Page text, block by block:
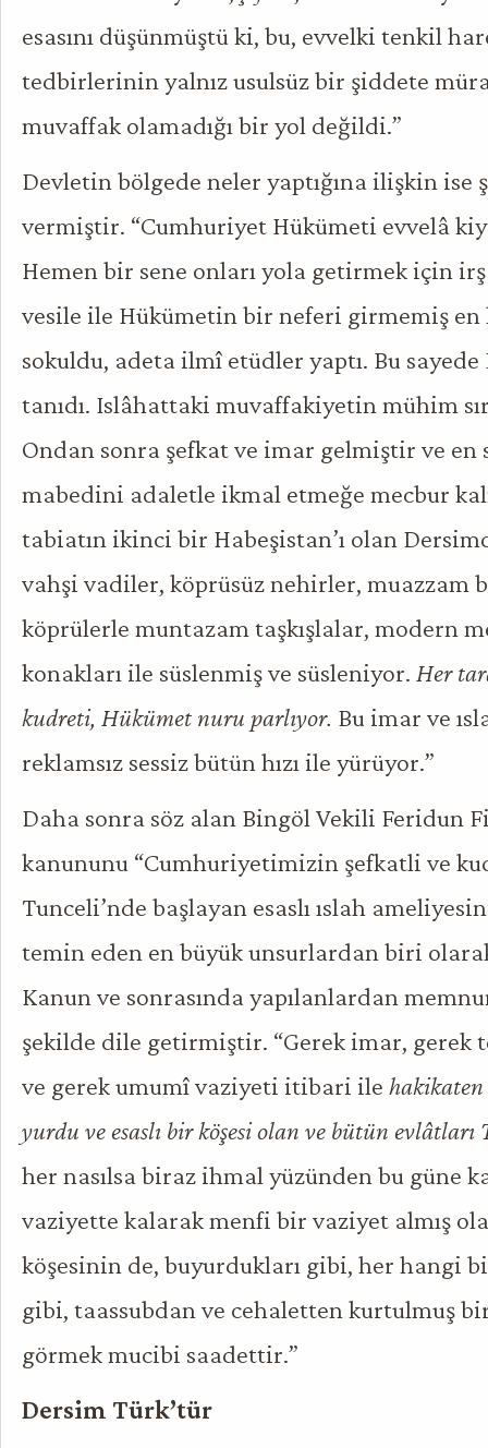
esasını düşünmüştü ki, bu, evvelki tenkil
tedbirlerinin yalnız usulsüz bir şiddete
muvaffak olamadığı bir yol değildi.”
Devletin bölgede neler yaptığına ilişkin ise
vermiştir. “Cumhuriyet Hükümeti evvelâ
Hemen bir sene onları yola getirmek için
vesile ile Hükümetin bir neferi girmemiş en
sokuldu, adeta ilmî etüdler yaptı. Bu
tanıdı. Islâhattaki muvaffakiyetin mühim
Ondan sonra şefkat ve imar gelmiştir ve en
mabedini adaletle ikmal etmeğe mecbur
tabiatın ikinci bir Habeşistan’ı olan
vahşi vadiler, köprüsüz nehirler, muazzam
köprülerle muntazam taşkışlalar, modern
konakları ile süslenmiş ve süsleniyor. Her
kudreti, Hükümet nuru parlıyor. Bu imar ve
reklamsız sessiz bütün hızı ile yürüyor.”
Daha sonra söz alan Bingöl Vekili Feridun
kanununu “Cumhuriyetimizin şefkatli ve
Tunceli’nde başlayan esaslı ıslah
temin eden en büyük unsurlardan biri
Kanun ve sonrasında yapılanlardan
şekilde dile getirmiştir. “Gerek imar, gerek
ve gerek umumî vaziyeti itibari ile hakikaten
yurdu ve esaslı bir köşesi olan ve bütün
her nasılsa biraz ihmal yüzünden bu güne
vaziyette kalarak menfi bir vaziyet almış
köşesinin de, buyurdukları gibi, her hangi
gibi, taassubdan ve cehaletten kurtulmuş
görmek mucibi saadettir.”
Dersim Türk’tür